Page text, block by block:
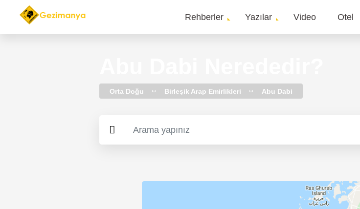
Main
Rehberler Yazılar Video Otel
Orta Doğu Birleşik Arap Emirlikleri Abu Dabi